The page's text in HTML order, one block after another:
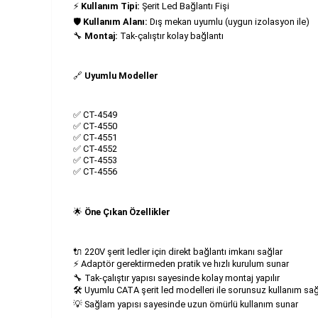
⚡ Kullanım Tipi: Şerit Led Bağlantı Fişi
🛡 Kullanım Alanı: Dış mekan uyumlu (uygun izolasyon ile)
🔧 Montaj: Tak-çalıştır kolay bağlantı
🔗 Uyumlu Modeller
✅ CT-4549
✅ CT-4550
✅ CT-4551
✅ CT-4552
✅ CT-4553
✅ CT-4556
🌟 Öne Çıkan Özellikler
🔌 220V şerit ledler için direkt bağlantı imkanı sağlar
⚡ Adaptör gerektirmeden pratik ve hızlı kurulum sunar
🔧 Tak-çalıştır yapısı sayesinde kolay montaj yapılır
🛠 Uyumlu CATA şerit led modelleri ile sorunsuz kullanım
💡 Sağlam yapısı sayesinde uzun ömürlü kullanım sunar